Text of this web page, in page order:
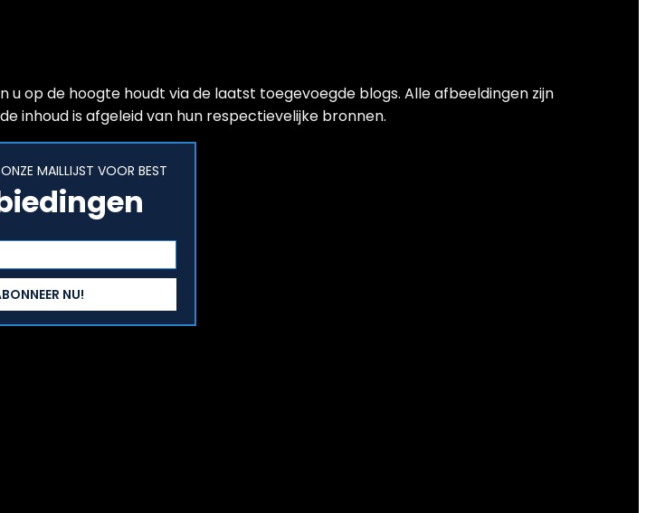
op de hoogte houdt via de laatst toegevoegde blogs. Alle afbeeldingen zijn
inhoud is afgeleid van hun respectievelijke bronnen.
MAILLIJST VOOR BEST